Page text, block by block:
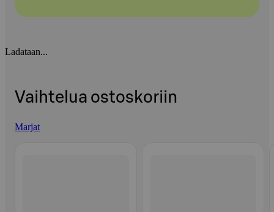
Ladataan...
Vaihtelua ostoskoriin
Marjat